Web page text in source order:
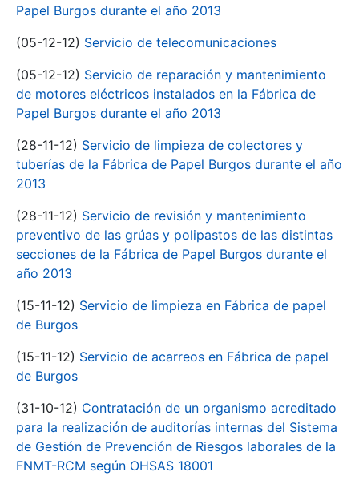
Papel Burgos durante el año 2013
(05-12-12) Servicio de telecomunicaciones
(05-12-12) Servicio de reparación y mantenimiento
de motores eléctricos instalados en la Fábrica de
Papel Burgos durante el año 2013
(28-11-12) Servicio de limpieza de colectores y
tuberías de la Fábrica de Papel Burgos durante el año
2013
(28-11-12) Servicio de revisión y mantenimiento
preventivo de las grúas y polipastos de las distintas
secciones de la Fábrica de Papel Burgos durante el
año 2013
(15-11-12) Servicio de limpieza en Fábrica de papel
de Burgos
(15-11-12) Servicio de acarreos en Fábrica de papel
de Burgos
(31-10-12) Contratación de un organismo acreditado
para la realización de auditorías internas del Sistema
de Gestión de Prevención de Riesgos laborales de la
FNMT-RCM según OHSAS 18001